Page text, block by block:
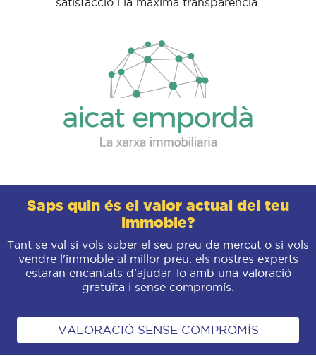
Saps quin és el valor actual del teu
immoble?
Tant se val si vols saber el seu preu de mercat o si vols
vendre l'immoble al millor preu: els nostres experts
estaran encantats d'ajudar-lo amb una valoració
gratuïta i sense compromís.
VALORACIÓ SENSE COMPROMÍS